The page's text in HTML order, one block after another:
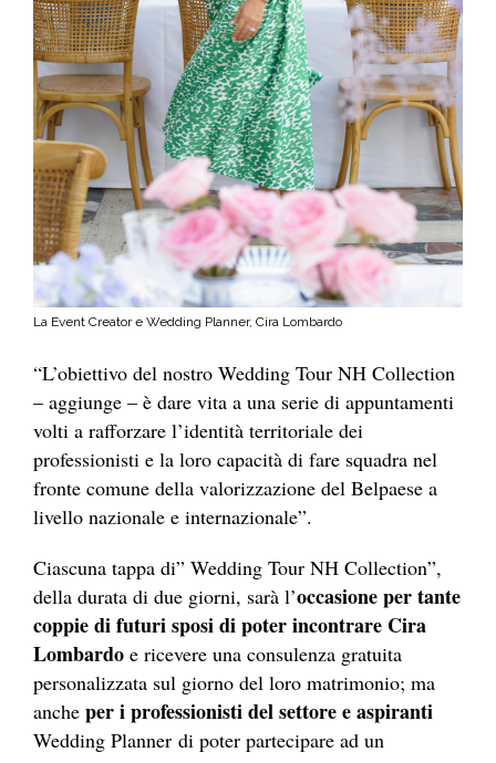
La Event Creator e Wedding Planner, Cira Lombardo
“L’obiettivo del nostro Wedding Tour NH Collection
– aggiunge – è dare vita a una serie di appuntamenti
volti a rafforzare l’identità territoriale dei
professionisti e la loro capacità di fare squadra nel
fronte comune della valorizzazione del Belpaese a
livello nazionale e internazionale”.
Ciascuna tappa di” Wedding Tour NH Collection”,
della durata di due giorni, sarà l’occasione per tante
coppie di futuri sposi di poter incontrare Cira
Lombardo e ricevere una consulenza gratuita
personalizzata sul giorno del loro matrimonio; ma
anche per i professionisti del settore e aspiranti
Wedding Planner di poter partecipare ad un